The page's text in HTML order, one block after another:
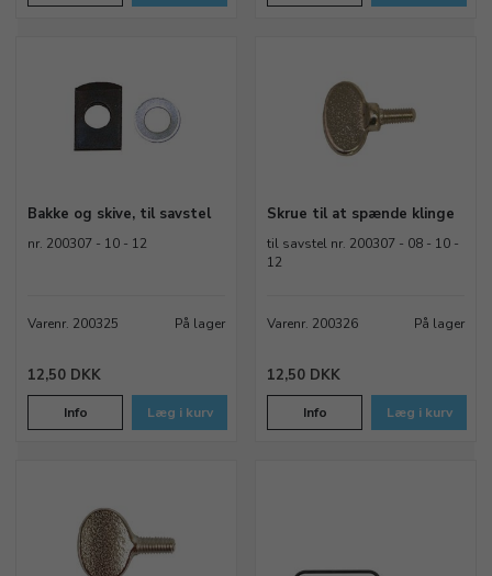
Bakke og skive, til savstel
nr. 200307 - 10 - 12
Varenr. 200325 På lager
12,50 DKK
Info Læg i kurv
Skrue til at spænde klinge
til savstel nr. 200307 - 08 - 10 -
12
Varenr. 200326 På lager
12,50 DKK
Info Læg i kurv